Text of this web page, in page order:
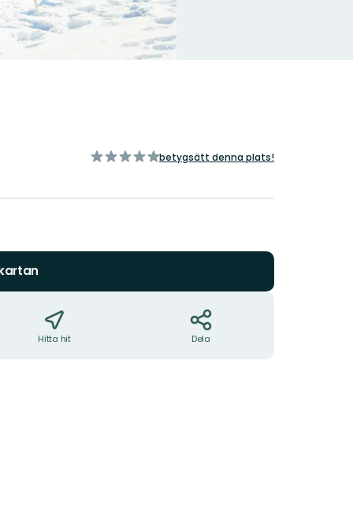
av
betygsätt denna plats!
Hitta hit Dela